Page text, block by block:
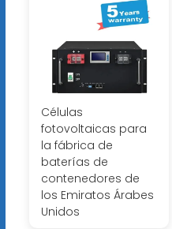
Células
fotovoltaicas para
la fábrica de
baterías de
contenedores de
los Emiratos Árabes
Unidos